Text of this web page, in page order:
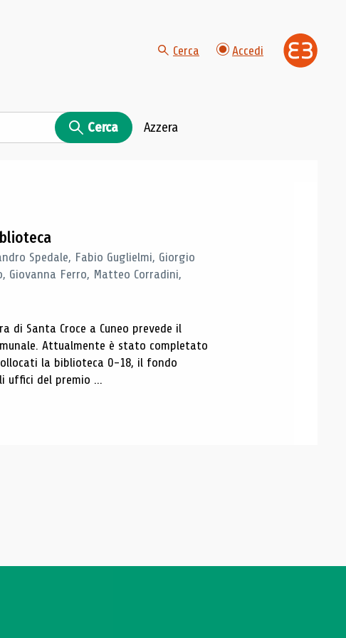
Cerca Accedi
Cerca Azzera
Spedale, Fabio Guglielmi, Giorgio
Giovanna Ferro, Matteo Corradini,
Santa Croce a Cuneo prevede il
Attualmente è stato completato
la biblioteca 0-18, il fondo
uffici del premio ...